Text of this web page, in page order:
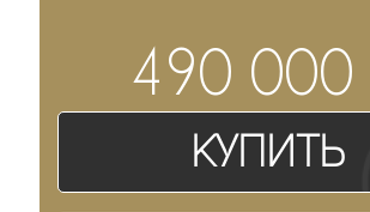
490 000
Купить